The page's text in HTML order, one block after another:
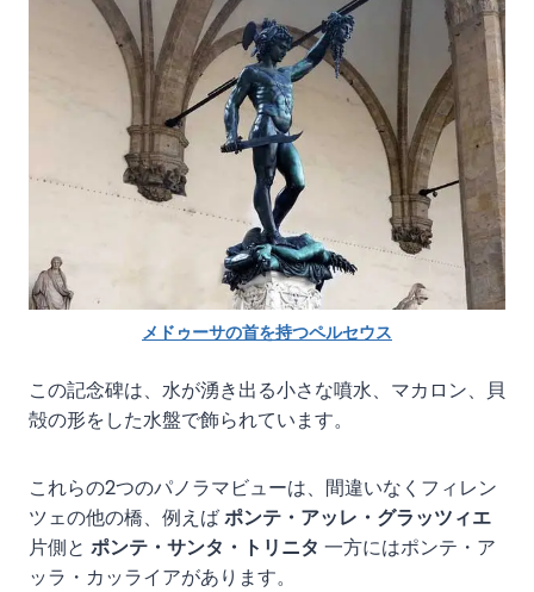
メドゥーサの首を持つペルセウス
この記念碑は、水が湧き出る小さな噴水、マカロン、貝
殻の形をした水盤で飾られています。
これらの2つのパノラマビューは、間違いなくフィレン
ツェの他の橋、例えばポンテ・アッレ・グラッツィエ
片側と ポンテ・サンタ・トリニタ 一方にはポンテ・ア
ッラ・カッライアがあります。